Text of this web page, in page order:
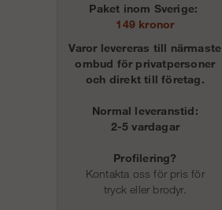
Paket inom Sverige:
149 kronor
Varor levereras till närmaste
ombud för privatpersoner
och direkt till företag.
Normal leveranstid:
2-5 vardagar
Profilering?
Kontakta oss för pris för
tryck eller brodyr.